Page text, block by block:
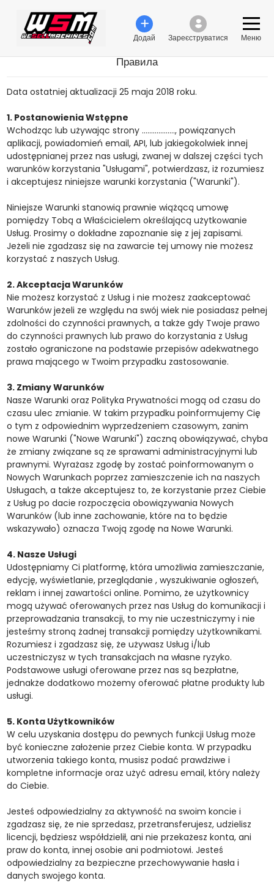
Додай Зареєструватися Меню
Правила
Data ostatniej aktualizacji 25 maja 2018 roku.
1. Postanowienia Wstępne
Wchodząc lub używając strony ………………, powiązanych
aplikacji, powiadomień email, API, lub jakiegokolwiek innej
udostępnianej przez nas usługi, zwanej w dalszej części tych
warunków korzystania "Usługami", potwierdzasz, iż rozumiesz
i akceptujesz niniejsze warunki korzystania ("Warunki").
Niniejsze Warunki stanowią prawnie wiążącą umowę
pomiędzy Tobą a Właścicielem określającą użytkowanie
Usług. Prosimy o dokładne zapoznanie się z jej zapisami.
Jeżeli nie zgadzasz się na zawarcie tej umowy nie możesz
korzystać z naszych Usług.
2. Akceptacja Warunków
Nie możesz korzystać z Usług i nie możesz zaakceptować
Warunków jeżeli ze względu na swój wiek nie posiadasz pełnej
zdolności do czynności prawnych, a także gdy Twoje prawo
do czynności prawnych lub prawo do korzystania z Usług
zostało ograniczone na podstawie przepisów adekwatnego
prawa mającego w Twoim przypadku zastosowanie.
3. Zmiany Warunków
Nasze Warunki oraz Polityka Prywatności mogą od czasu do
czasu ulec zmianie. W takim przypadku poinformujemy Cię
o tym z odpowiednim wyprzedzeniem czasowym, zanim
nowe Warunki ("Nowe Warunki") zaczną obowiązywać, chyba
że zmiany związane są ze sprawami administracyjnymi lub
prawnymi. Wyrażasz zgodę by zostać poinformowanym o
Nowych Warunkach poprzez zamieszczenie ich na naszych
Usługach, a także akceptujesz to, że korzystanie przez Ciebie
z Usług po dacie rozpoczęcia obowiązywania Nowych
Warunków (lub inne zachowanie, które na to będzie
wskazywało) oznacza Twoją zgodę na Nowe Warunki.
4. Nasze Usługi
Udostępniamy Ci platformę, która umożliwia zamieszczanie,
edycję, wyświetlanie, przeglądanie , wyszukiwanie ogłoszeń,
reklam i innej zawartości online. Pomimo, że użytkownicy
mogą używać oferowanych przez nas Usług do komunikacji i
przeprowadzania transakcji, to my nie uczestniczymy i nie
jesteśmy stroną żadnej transakcji pomiędzy użytkownikami.
Rozumiesz i zgadzasz się, że używasz Usług i/lub
uczestniczysz w tych transakcjach na własne ryzyko.
Podstawowe usługi oferowane przez nas są bezpłatne,
jednakże dodatkowo możemy oferować płatne produkty lub
usługi.
5. Konta Użytkowników
W celu uzyskania dostępu do pewnych funkcji Usług może
być konieczne założenie przez Ciebie konta. W przypadku
utworzenia takiego konta, musisz podać prawdziwe i
kompletne informacje oraz użyć adresu email, który należy
do Ciebie.
Jesteś odpowiedzialny za aktywność na swoim koncie i
zgadzasz się, że nie sprzedasz, przetransferujesz, udzielisz
licencji, będziesz współdzielił, ani nie przekażesz konta, ani
praw do konta, innej osobie ani podmiotowi. Jesteś
odpowiedzialny za bezpieczne przechowywanie hasła i
danych swojego konta.